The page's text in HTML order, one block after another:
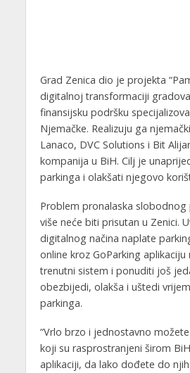
Grad Zenica dio je projekta
digitalnoj transformaciji
finansijsku podršku
Njemačke. Realizuju ga
Lanaco, DVC Solutions i Bit
kompanija u BiH. Cilj je
parkinga i olakšati njegovo
Problem pronalaska slobodnog
više neće biti prisutan u Zenici.
digitalnog načina naplate
online kroz GoParking
trenutni sistem i ponuditi još
obezbijedi, olakša i uštedi
parkinga.
“Vrlo brzo i jednostavno
koji su rasprostranjeni širom
aplikaciji, da lako dođete do